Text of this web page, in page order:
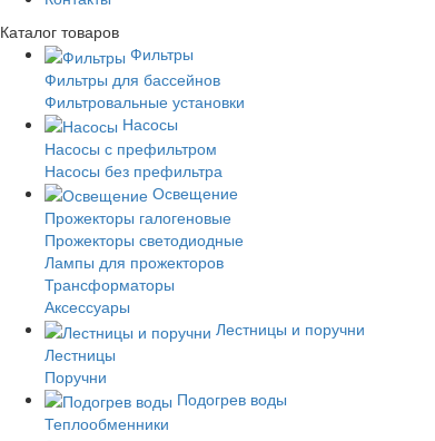
Каталог товаров
Фильтры
Фильтры для бассейнов
Фильтровальные установки
Насосы
Насосы с префильтром
Насосы без префильтра
Освещение
Прожекторы галогеновые
Прожекторы светодиодные
Лампы для прожекторов
Трансформаторы
Аксессуары
Лестницы и поручни
Лестницы
Поручни
Подогрев воды
Теплообменники